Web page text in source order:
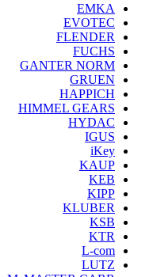
EMKA
EVOTEC
FLENDER
FUCHS
GANTER NORM
GRUEN
HAPPICH
HIMMEL GEARS
HYDAC
IGUS
iKey
KAUP
KEB
KIPP
KLUBER
KSB
KTR
L-com
LUTZ